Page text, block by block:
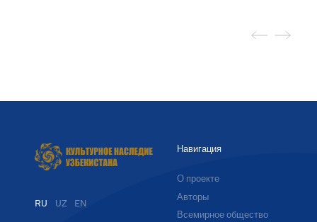
RU UZ EN
Навигация
О проекте
Авторы
Всемирное общество